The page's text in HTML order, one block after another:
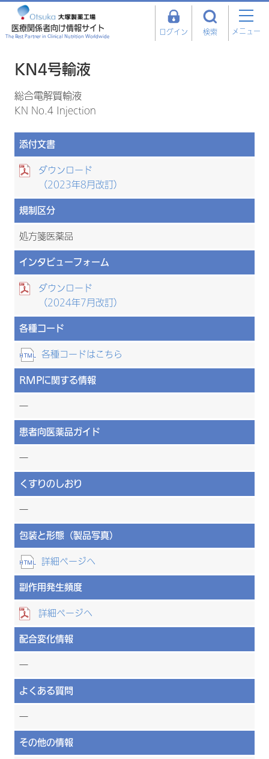
医療関係者向け情報サイト
The Best Partner in Clinical Nutrition Worldwide ログイン 検索 メニュー
KN4号輸液
総合電解質輸液
KN No.4 Injection
添付文書
ダウンロード
（2023年8月改訂）
規制区分
処方箋医薬品
インタビューフォーム
ダウンロード
（2024年7月改訂）
各種コード
各種コードはこちら
RMPに関する情報
―
患者向医薬品ガイド
―
くすりのしおり
―
包装と形態（製品写真）
詳細ページへ
副作用発生頻度
詳細ページへ
配合変化情報
―
よくある質問
―
その他の情報